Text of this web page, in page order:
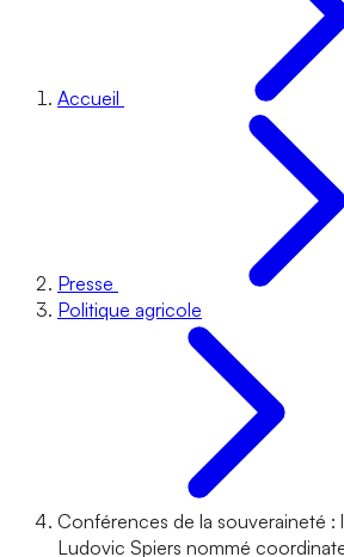
Accueil
Presse
Politique agricole
Conférences de la souveraineté :
Ludovic Spiers nommé